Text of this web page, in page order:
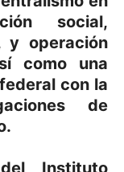
social,
y operación
como una
con la
de
Instituto